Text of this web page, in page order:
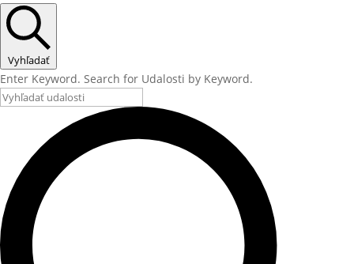
Vyhľadať
Enter Keyword. Search for Udalosti by Keyword.